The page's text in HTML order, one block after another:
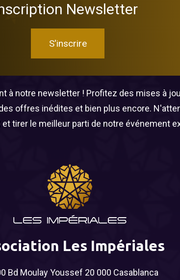
Newsletter
S'inscrire
à notre newsletter ! Profitez des mises à
offres inédites et bien plus encore.
tirer le meilleur parti de notre événement
Les Impériales
Bd Moulay Youssef 20 000 Casablanca